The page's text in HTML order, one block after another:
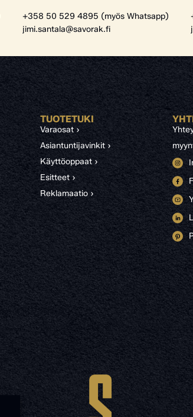
+358 50 529 4895 (myös Whatsapp)
jimi.santala@savorak.fi
TUOTETUKI
Varaosat ›
Asiantuntijavinkit ›
Käyttöoppaat ›
Esitteet ›
Reklamaatio ›